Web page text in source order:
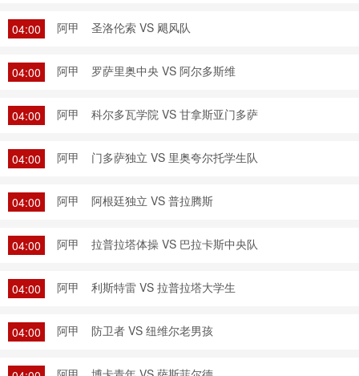
04:00 阿甲 圣洛伦索 VS 飓风队
04:00 阿甲 罗萨里奥中央 VS 阿尔多斯维
04:00 阿甲 科尔多瓦学院 VS 甘拿斯亚门多萨
04:00 阿甲 门多萨独立 VS 里奥夸尔托学生队
04:00 阿甲 阿根廷独立 VS 普拉腾斯
04:00 阿甲 拉普拉塔体操 VS 巴拉卡斯中央队
04:00 阿甲 利斯特雷 VS 拉普拉塔大学生
04:00 阿甲 防卫者 VS 纽维尔老男孩